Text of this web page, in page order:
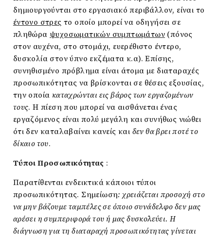
δημιουργούνται στο εργασιακό περιβάλλον, είναι το
έντονο στρες το οποίο μπορεί να οδηγήσει σε
πληθώραψυχοσωματικών συμπτωμάτων (πόνος
στον αυχένα, στο στομάχι, ευερέθιστο έντερο,
δυσκολία στον ύπνο εκζέματα κ.α). Επίσης,
συνηθισμένο πρόβλημα είναι άτομα με διαταραχές
προσωπικότητας να βρίσκονται σε θέσεις εξουσίας,
την οποία καταχρώνται εις βάρος των εργαζομένων
τους. Η πίεση που μπορεί να αισθάνεται ένας
εργαζόμενος είναι πολύ μεγάλη και συνήθως νιώθει
ότι δεν καταλαβαίνει κανείς και δεν θα βρει ποτέ το
δίκαιο του.
Τύποι Προσωπικότητας :
Παρατίθενται ενδεικτικά κάποιοι τύποι
προσωπικότητας. Σημείωση: χρειάζεται προσοχή στο
να μην βάζουμε ταμπέλες σε όποιο συνάδελφο δεν μας
αρέσει η συμπεριφορά του ή μας δυσκολεύει. Η
διάγνωση για τη διαταραχή προσωπικότητας γίνεται